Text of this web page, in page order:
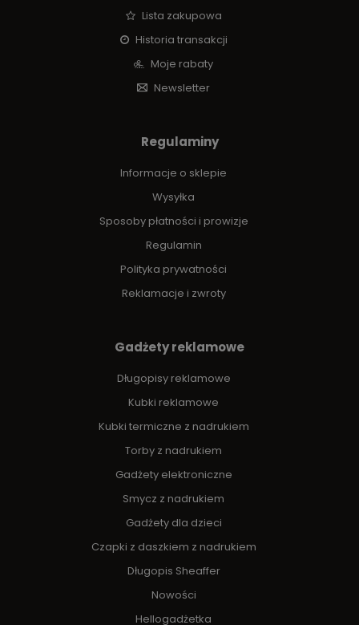
Lista zakupowa
Historia transakcji
Moje rabaty
Newsletter
Regulaminy
Informacje o sklepie
Wysyłka
Sposoby płatności i prowizje
Regulamin
Polityka prywatności
Reklamacje i zwroty
Gadżety reklamowe
Długopisy reklamowe
Kubki reklamowe
Kubki termiczne z nadrukiem
Torby z nadrukiem
Gadżety elektroniczne
Smycz z nadrukiem
Gadżety dla dzieci
Czapki z daszkiem z nadrukiem
Długopis Sheaffer
Nowości
Hellogadżetka